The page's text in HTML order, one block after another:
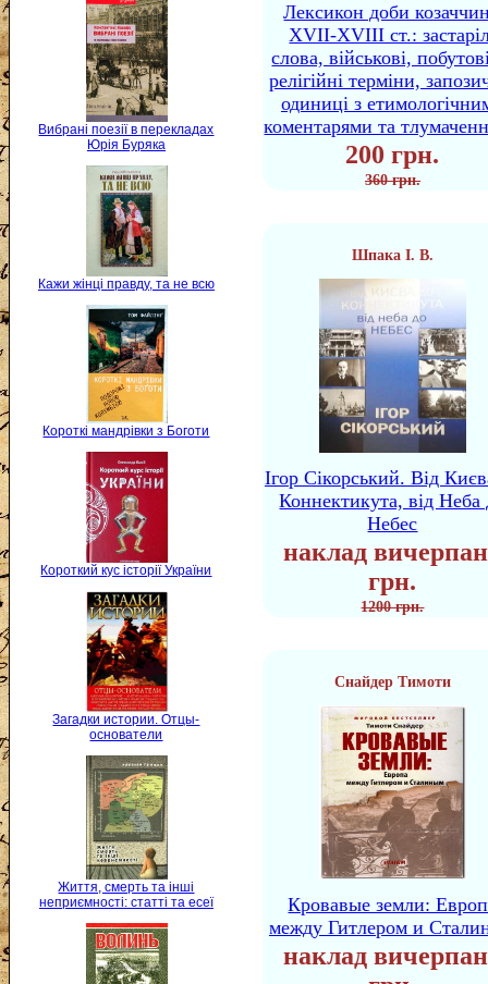
Вибрані поезії в перекладах
Юрія Буряка
Кажи жінці правду, та не всю
Короткі мандрівки з Боготи
Короткий кус історії України
Загадки истории. Отцы-
основатели
Життя, смерть та інші
неприємності: статті та есеї
Лексикон доби
XVII-XVIII ст.:
слова, військові,
релігійні терміни,
одиниці з
коментарями та
200 грн.
360 грн.
Шпака І. В.
Ігор Сікорський. Від
Коннектикута, від Неба
Небес
наклад
грн.
1200 грн.
Снайдер Тимоти
Кровавые земли:
между Гитлером и
наклад